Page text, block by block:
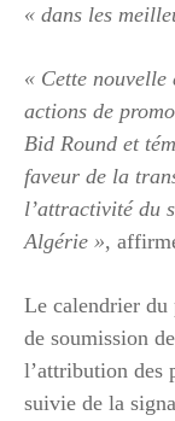
« dans les
« Cette nouvelle
actions de
Bid Round et
faveur de la
l’attractivité du
Algérie »,
Le calendrier du
de soumission
l’attribution des
suivie de la